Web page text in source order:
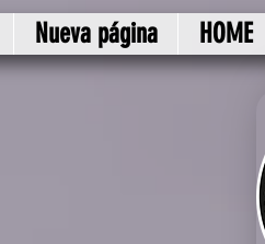
Nueva página HOME